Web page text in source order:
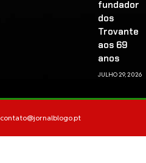
fundador
dos
Trovante
aos 69
anos
JULHO 29, 2026
contato@jornalblogo.pt